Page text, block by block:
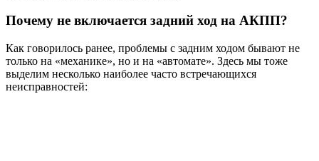
Почему не включается задний ход на АКПП?
Как говорилось ранее, проблемы с задним ходом бывают не
только на «механике», но и на «автомате». Здесь мы тоже
выделим несколько наиболее часто встречающихся
неисправностей: